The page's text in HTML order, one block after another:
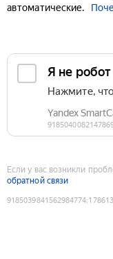
автоматические.
Если у вас возникли
обратной связи
9185039841562984774: